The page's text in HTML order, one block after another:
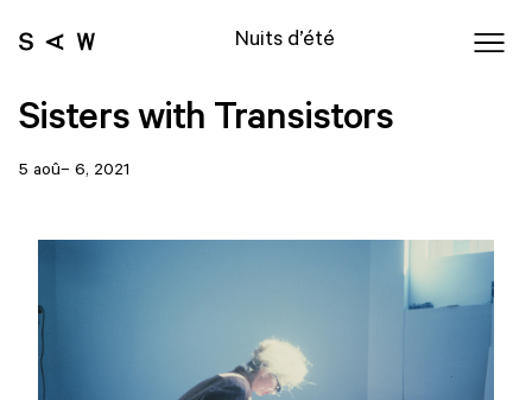
Nuits d’été
Sisters with Transistors
5 aoû– 6, 2021